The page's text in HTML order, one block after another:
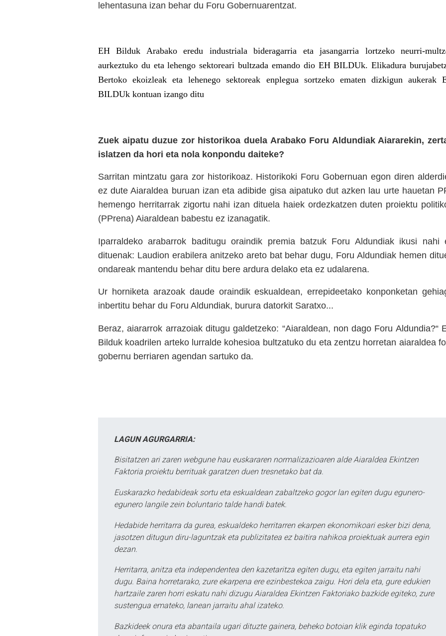
lehentasuna izan behar du Foru Gobernuarentzat.
EH Bilduk Arabako eredu industriala bideragarria eta jasangarria lortzeko neurri-
aurkeztuko du eta lehengo sektoreari bultzada emando dio EH BILDUk. Elikadura
Bertoko ekoizleak eta lehenego sektoreak enplegua sortzeko ematen dizkigun aukerak
BILDUk kontuan izango ditu
Zuek aipatu duzue zor historikoa duela Arabako Foru Aldundiak Aiararekin,
islatzen da hori eta nola konpondu daiteke?
Sarritan mintzatu gara zor historikoaz. Historikoki Foru Gobernuan egon diren
ez dute Aiaraldea buruan izan eta adibide gisa aipatuko dut azken lau urte hauetan
hemengo herritarrak zigortu nahi izan dituela haiek ordezkatzen duten proiektu
(PPrena) Aiaraldean babestu ez izanagatik.
Iparraldeko arabarrok baditugu oraindik premia batzuk Foru Aldundiak ikusi nahi
dituenak: Laudion erabilera anitzeko areto bat behar dugu, Foru Aldundiak hemen
ondareak mantendu behar ditu bere ardura delako eta ez udalarena.
Ur horniketa arazoak daude oraindik eskualdean, errepideetako konponketan
inbertitu behar du Foru Aldundiak, burura datorkit Saratxo...
Beraz, aiararrok arrazoiak ditugu galdetzeko: “Aiaraldean, non dago Foru Aldundia?“
Bilduk koadrilen arteko lurralde kohesioa bultzatuko du eta zentzu horretan aiaraldea
gobernu berriaren agendan sartuko da.
LAGUN AGURGARRIA:
Bisitatzen ari zaren webgune hau euskararen normalizazioaren alde Aiaraldea Ekintzen
Faktoria proiektu berrituak garatzen duen tresnetako bat da.
Euskarazko hedabideak sortu eta eskualdean zabaltzeko gogor lan egiten dugu egunero-
egunero langile zein boluntario talde handi batek.
Hedabide herritarra da gurea, eskualdeko herritarren ekarpen ekonomikoari esker bizi dena,
jasotzen ditugun diru-laguntzak eta publizitatea ez baitira nahikoa proiektuak aurrera egin
dezan.
Herritarra, anitza eta independentea den kazetaritza egiten dugu, eta egiten jarraitu nahi
dugu. Baina horretarako, zure ekarpena ere ezinbestekoa zaigu. Hori dela eta, gure edukien
hartzaile zaren horri eskatu nahi dizugu Aiaraldea Ekintzen Faktoriako bazkide egiteko, zure
sustengua emateko, lanean jarraitu ahal izateko.
Bazkideek onura eta abantaila ugari dituzte gainera, beheko botoian klik eginda topatuko